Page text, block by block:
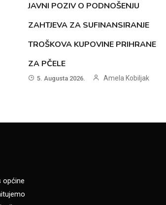
JAVNI POZIV O PODNOŠENJU
ZAHTJEVA ZA SUFINANSIRANJE
TROŠKOVA KUPOVINE PRIHRANE
ZA PČELE
5. Augusta 2026. Amela Kobiljak
općine